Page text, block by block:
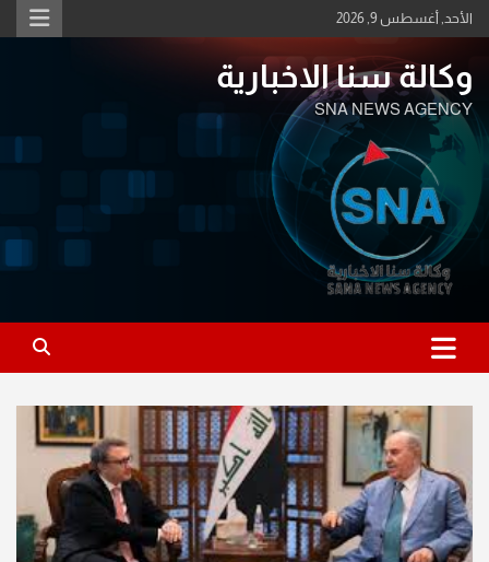
Skip
to
الأحد, أغسطس 9, 2026
وكالة سنا الاخبارية
SNA NEWS AGENCY